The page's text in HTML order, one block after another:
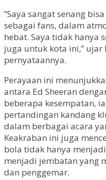
”Saya sangat senang
sebagai fans, dalam
hebat. Saya tidak hanya
juga untuk kota ini,” ujar
pernyataannya.
Perayaan ini
antara Ed Sheeran
beberapa kesempatan,
pertandingan kandang
dalam berbagai acara
Keakraban ini juga
bola tidak hanya
menjadi jembatan yang
dan penggemar.